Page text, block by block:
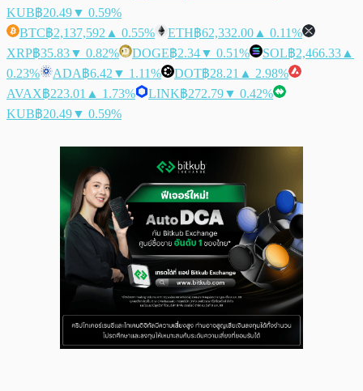
KUB฿20.49▼ 0.59%
BTC฿2,137,592 ▲ 0.55% ETH฿62,332.00 ▲ 0.11%
XRP฿35.83▼ 0.82% DOGE฿2.34▼ 0.51% SOL฿2,466.33 ▲
0.23%
ADA฿6.42 ▼ 1.11% DOT฿28.21 ▲ 2.98%
AVAX฿223.01 ▲ 1.73% LINK฿272.79▼ 0.42%
KUB฿20.49▼ 0.59%